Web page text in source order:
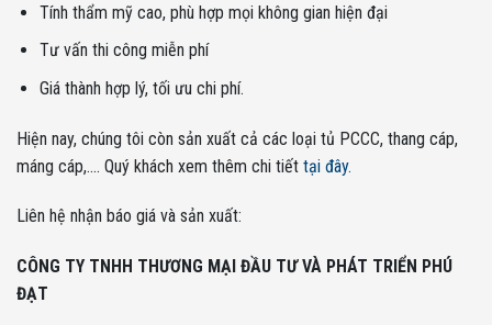
Tính thẩm mỹ cao, phù hợp mọi không gian hiện đại
Tư vấn thi công miễn phí
Giá thành hợp lý, tối ưu chi phí.
Hiện nay, chúng tôi còn sản xuất cả các loại tủ PCCC, thang cáp,
máng cáp,…. Quý khách xem thêm chi tiết tại đây.
Liên hệ nhận báo giá và sản xuất:
CÔNG TY TNHH THƯƠNG MẠI ĐẦU TƯ VÀ PHÁT TRIỂN PHÚ
ĐẠT